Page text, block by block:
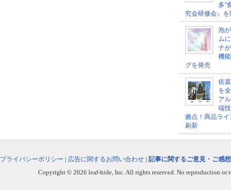
多“
究会研修会』を
泡
ム
ナ
機
グを発売
佐
を
ア
端
拠点！商品ライ
刷新
プライバシーポリシー | 広告に関するお問い合わせ | 記事に関するご意見・ご感想
Copyright © 2026 leaf-hide, Inc. All rights reserved. No reproduction